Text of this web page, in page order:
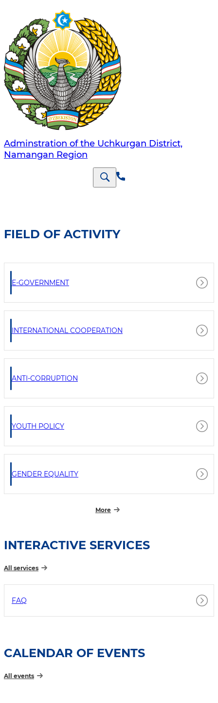
Adminstration of the Uchkurgan District,
Namangan Region
FIELD OF ACTIVITY
E-GOVERNMENT
INTERNATIONAL COOPERATION
ANTI-CORRUPTION
YOUTH POLICY
GENDER EQUALITY
More
INTERACTIVE SERVICES
All services
FAQ
CALENDAR OF EVENTS
All events